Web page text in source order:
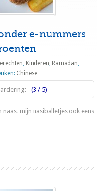
e-nummers
, Kinderen, Ramadan,
Chinese
(3 / 5)
mijn nasiballetjes ook eens